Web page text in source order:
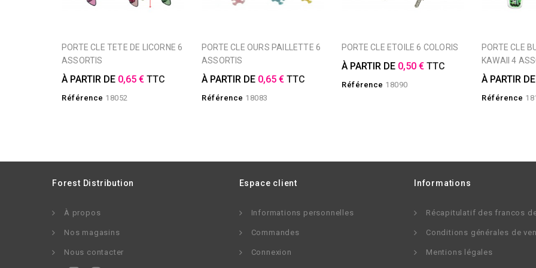
PORTE CLE TETE DE LICORNE 6
ASSORTIS
À PARTIR DE 0,65 € TTC
Référence 18052
PORTE CLE OURS PAILLETTE 6
ASSORTIS
À PARTIR DE 0,65 € TTC
Référence 18083
PORTE CLE ETOILE 6 COLORIS
À PARTIR DE 0,50 € TTC
Référence 18090
PORTE CLE BUBBLE TEA
KAWAII 4
À PARTIR DE
Référence
Forest Distribution
À propos
Nos magasins
Nous contacter
Espace client
Informations personnelles
Commandes
Connexion
Informations
Récapitulatif des francos
Conditions générales de
Mentions légales